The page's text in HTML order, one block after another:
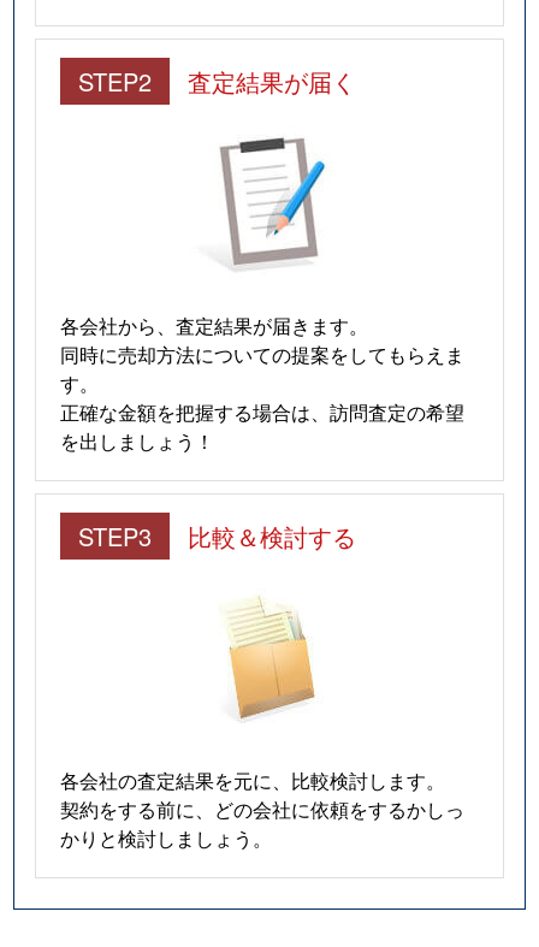
STEP2 査定結果が届く
各会社から、査定結果が届きます。
同時に売却方法についての提案をしてもらえま
す。
正確な金額を把握する場合は、訪問査定の希望
を出しましょう！
STEP3 比較＆検討する
各会社の査定結果を元に、比較検討します。
契約をする前に、どの会社に依頼をするかしっ
かりと検討しましょう。